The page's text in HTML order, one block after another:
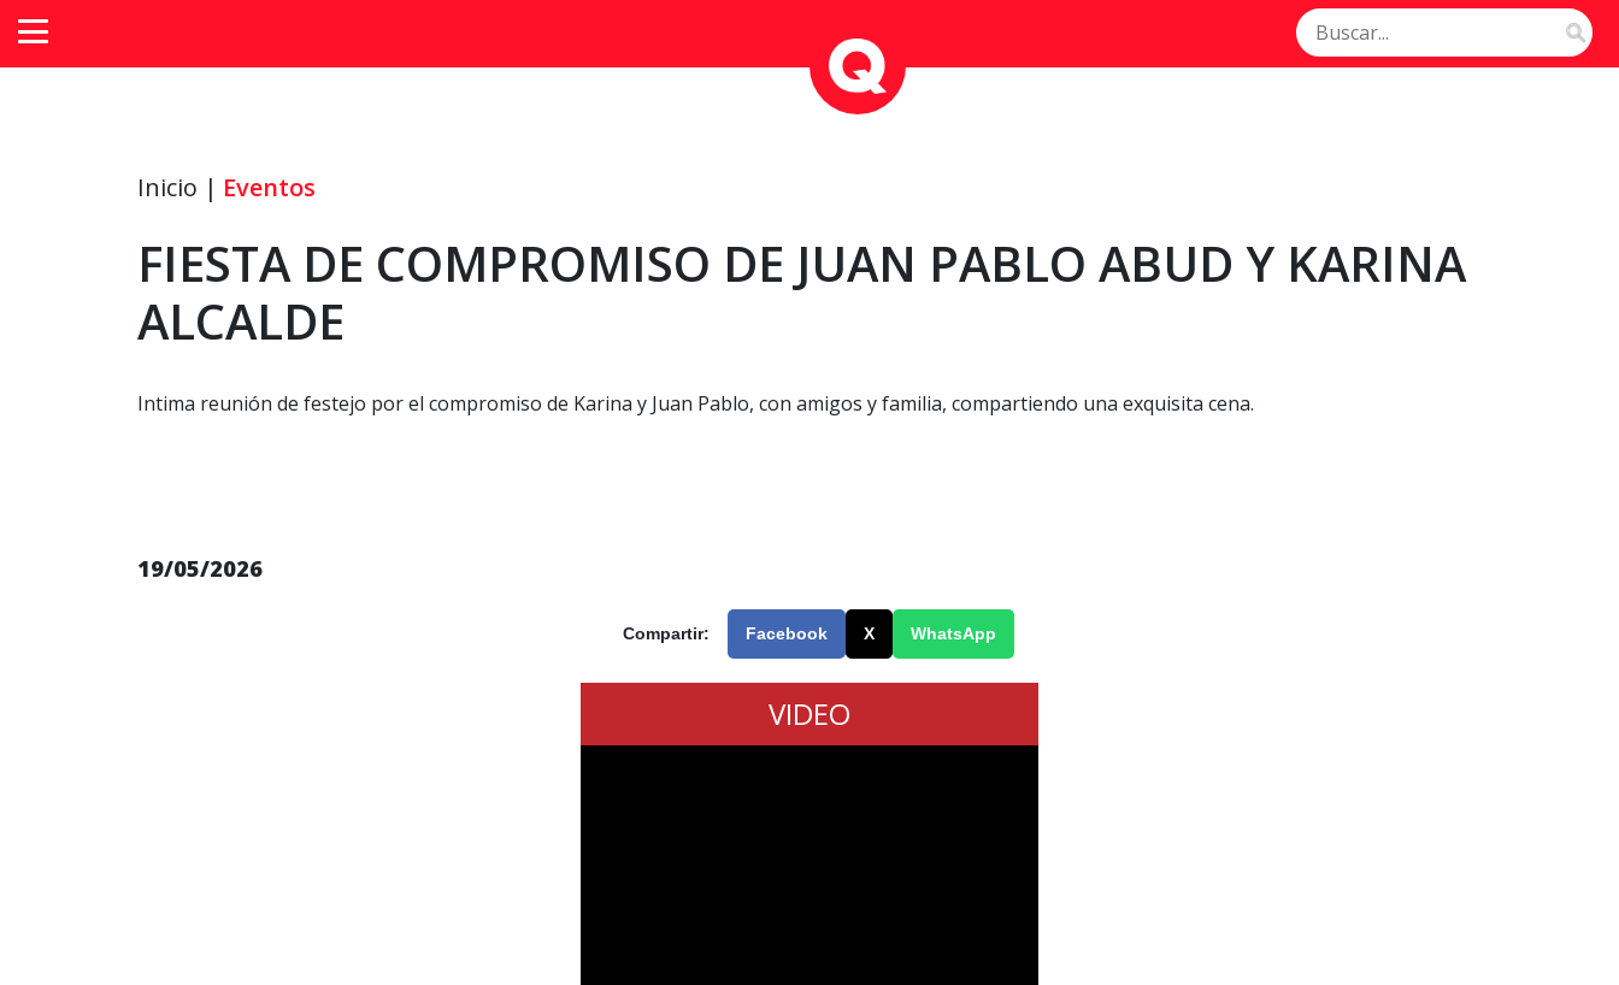
Inicio | Eventos
FIESTA DE COMPROMISO DE JUAN PABLO ABUD Y KARINA
ALCALDE
Intima reunión de festejo por el compromiso de Karina y Juan Pablo, con amigos y familia, compartiendo una exquisita cena.
19/05/2026
Compartir: Facebook X WhatsApp
VIDEO